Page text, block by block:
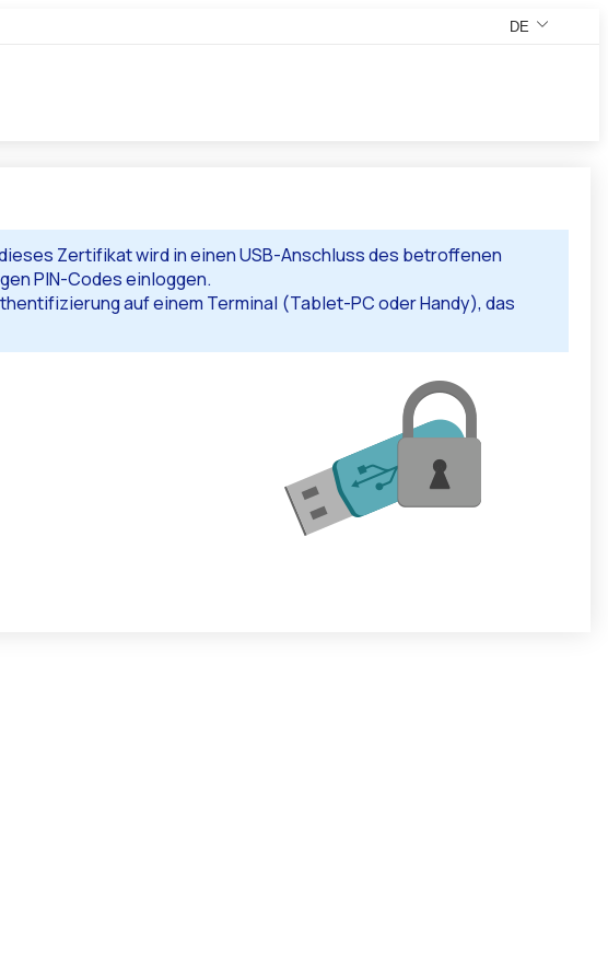
DE
,Deutsche
,Ändern Sie
Zertifikat wird in einen USB-Anschluss des betroffenen
PIN-Codes einloggen.
auf einem Terminal (Tablet-PC oder Handy), das